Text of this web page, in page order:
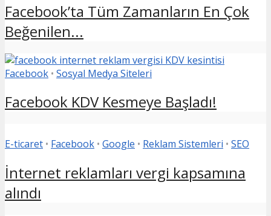
Facebook’ta Tüm Zamanların En Çok
Beğenilen...
Facebook • Sosyal Medya Siteleri
Facebook KDV Kesmeye Başladı!
E-ticaret • Facebook • Google • Reklam Sistemleri • SEO
İnternet reklamları vergi kapsamına
alındı